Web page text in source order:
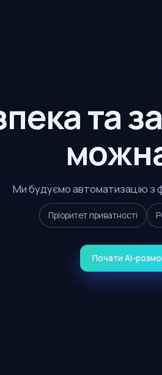
та
Ми будуємо автоматизацію з
Пріоритет приватності
Почати AI-